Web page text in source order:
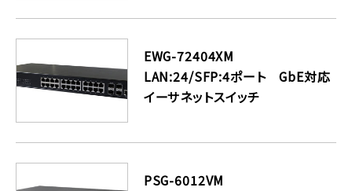
EWG-72404XM
LAN:24/SFP:4ポート GbE対応
イーサネットスイッチ
PSG-6012VM